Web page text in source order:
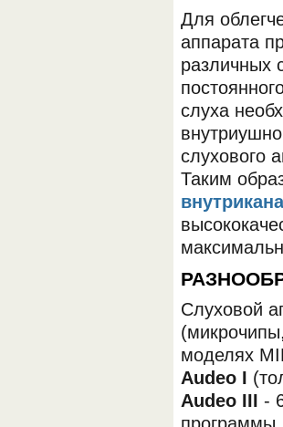
ОБОРУДОВАНИЯ МЕДКОМ
Для
аппарата
различных
слуха
слухового
Таким
Слуховой
моделях
Audeo I
Audeo III -